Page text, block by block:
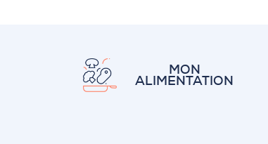
MON
ALIMENTATION